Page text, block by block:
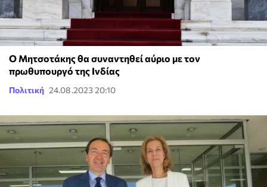
Ο Μητσοτάκης θα συναντηθεί αύριο με τον
πρωθυπουργό της Ινδίας
Πολιτική 24.08.2023 20:10